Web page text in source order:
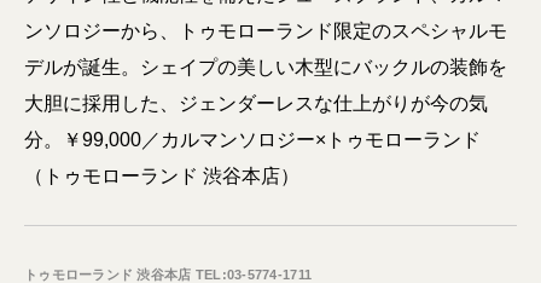
ンソロジーから、トゥモローランド限定のスペシャルモ
デルが誕生。シェイプの美しい木型にバックルの装飾を
大胆に採用した、ジェンダーレスな仕上がりが今の気
分。￥99,000／カルマンソロジー×トゥモローランド
（トゥモローランド 渋谷本店）
トゥモローランド 渋谷本店 TEL:03-5774-1711